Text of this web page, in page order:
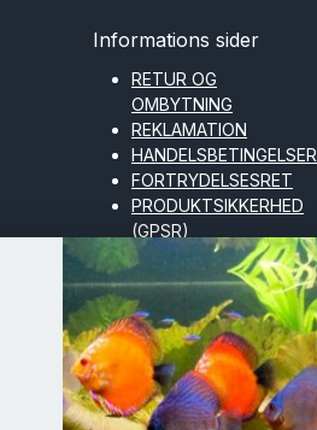
Informations sider
RETUR OG
OMBYTNING
REKLAMATION
HANDELSBETINGELSER
FORTRYDELSESRET
PRODUKTSIKKERHED
(GPSR)
COOKIES OG
PRIVATLIVSPOLITIK
FORTRYD KØB
OM TILDINFISK
SITEMAP
BLOG